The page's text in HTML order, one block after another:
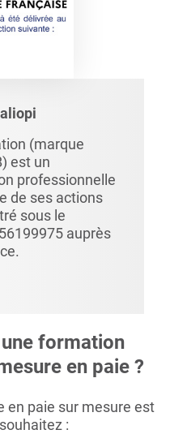
(marque
est un
professionnelle
de ses actions
sous le
auprès
formation
en paie ?
en paie sur mesure est
: